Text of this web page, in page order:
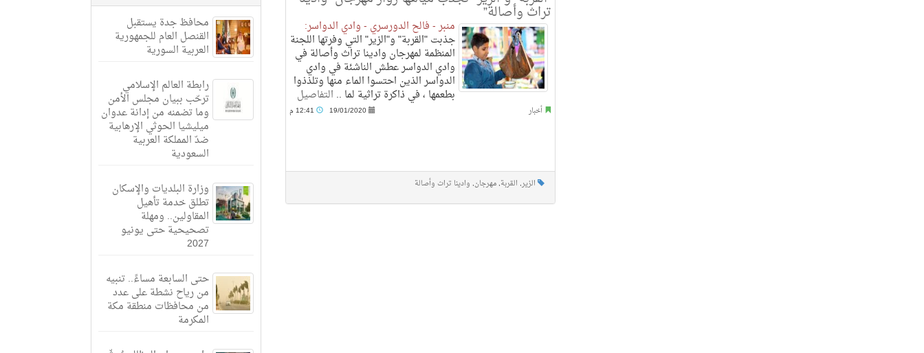
محافظ جدة يستقبل
القنصل العام للجمهورية
العربية السورية
رابطة العالم الإسلامي
ترحّب ببيان مجلس الأمن
وما تضمنه من إدانة عدوان
ميليشيا الحوثي الإرهابية
ضدّ المملكة العربية
السعودية
وزارة البلديات والإسكان
تطلق خدمة تأهيل
المقاولين.. ومهلة
تصحيحية حتى يونيو
2027
حتى السابعة مساءً.. تنبيه
من رياح نشطة على عدد
من محافظات منطقة مكة
المكرمة
تراث وأصالة”
منبر - فالح الدورسري - وادي الدواسر:
جذبت "القربة" و"الزير" التي وفرتها اللجنة
المنظمة لمهرجان وادينا تراث وأصالة في
وادي الدواسر عطش الناشئة في وادي
الدواسر الذين احتسوا الماء منها وتلذذوا
بطعمها ، في ذاكرة تراثية لما .. التفاصيل
أخبار 19/01/2020
الزير, القربة,مهرجان, وادينا تراث وأصالة